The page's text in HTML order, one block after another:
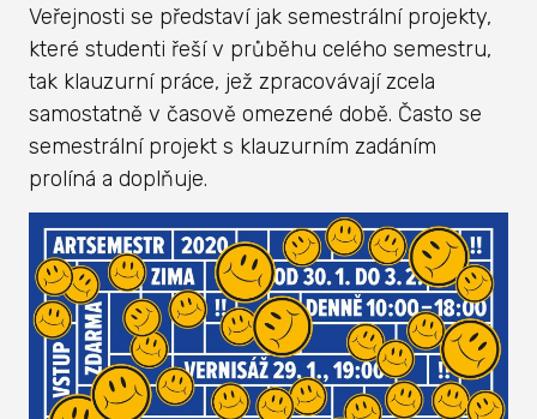
Veřejnosti se představí jak semestrální projekty,
které studenti řeší v průběhu celého semestru,
tak klauzurní práce, jež zpracovávají zcela
samostatně v časově omezené době. Často se
semestrální projekt s klauzurním zadáním
prolíná a doplňuje.